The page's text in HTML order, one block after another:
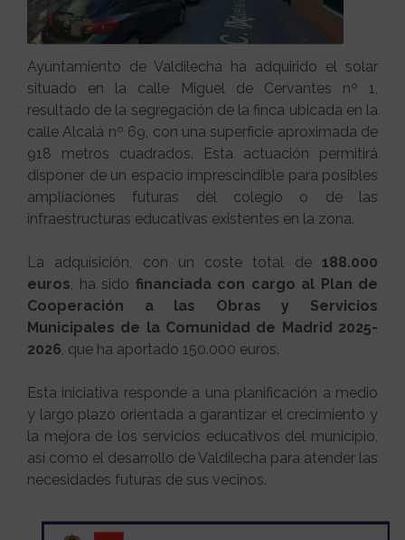
Ayuntamiento de Valdilecha ha adquirido el solar
situado en la calle Miguel de Cervantes nº 1,
resultado de la segregación de la finca ubicada en la
calle Alcalá nº 69, con una superficie aproximada de
918 metros cuadrados. Esta actuación permitirá
disponer de un espacio imprescindible para posibles
ampliaciones futuras del colegio o de las
infraestructuras educativas existentes en la zona.
La adquisición, con un coste total de 188.000
euros, ha sido financiada con cargo al Plan de
Cooperación a las Obras y Servicios
Municipales de la Comunidad de Madrid 2025-
2026, que ha aportado 150.000 euros.
Esta iniciativa responde a una planificación a medio
y largo plazo orientada a garantizar el crecimiento y
la mejora de los servicios educativos del municipio,
así como el desarrollo de Valdilecha para atender las
necesidades futuras de sus vecinos.